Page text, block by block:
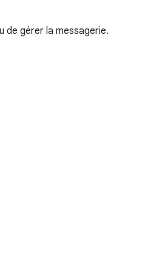
de gérer la messagerie.